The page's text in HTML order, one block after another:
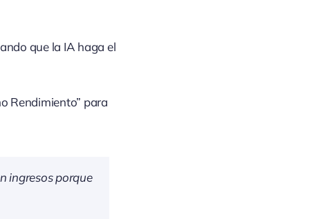
que la IA haga el
Rendimiento” para
ingresos porque